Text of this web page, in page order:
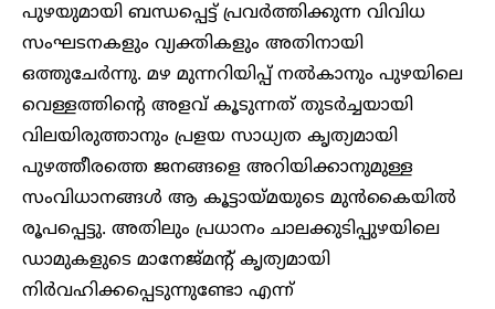
പുഴയുമായി ബന്ധപ്പെട്ട് പ്രവർത്തിക്കുന്ന വിവിധ
സംഘടനകളും വ്യക്തികളും അതിനായി
ഒത്തുചേർന്നു. മഴ മുന്നറിയിപ്പ് നൽകാനും പുഴയിലെ
വെള്ളത്തിന്റെ അളവ് കൂടുന്നത് തുടർച്ചയായി
വിലയിരുത്താനും പ്രളയ സാധ്യത കൃത്യമായി
പുഴത്തീരത്തെ ജനങ്ങളെ അറിയിക്കാനുമുള്ള
സംവിധാനങ്ങൾ ആ കൂട്ടായ്മയുടെ മുൻകൈയിൽ
രൂപപ്പെട്ടു. അതിലും പ്രധാനം ചാലക്കുടിപ്പുഴയിലെ
ഡാമുകളുടെ മാനേജ്‌മന്റ് കൃത്യമായി
നിർവഹിക്കപ്പെടുന്നുണ്ടോ എന്ന്